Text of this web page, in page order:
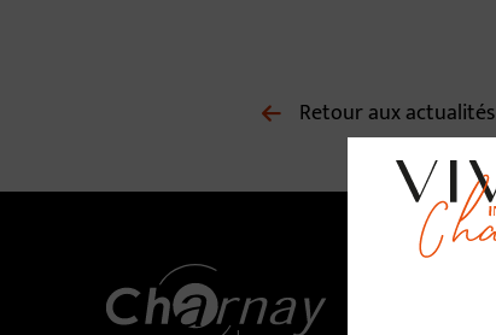
Retour aux actualités